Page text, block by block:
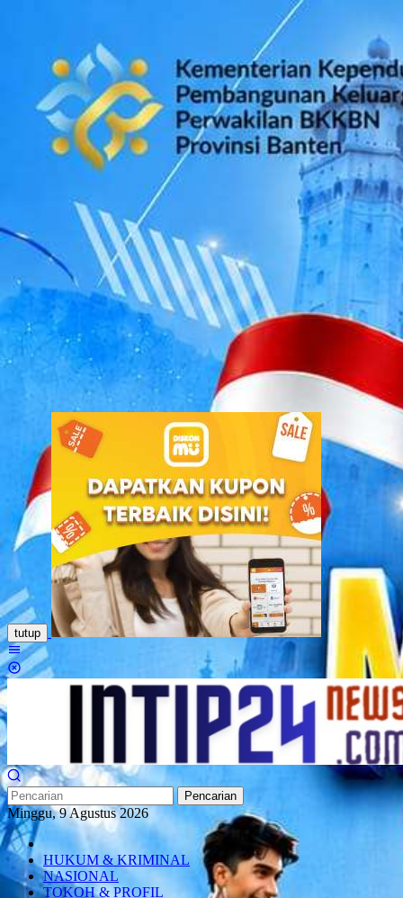
konten
tutup
Menu
Mobile
Pencarian
Minggu, 9 Agustus 2026
HUKUM & KRIMINAL
NASIONAL
TOKOH & PROFIL